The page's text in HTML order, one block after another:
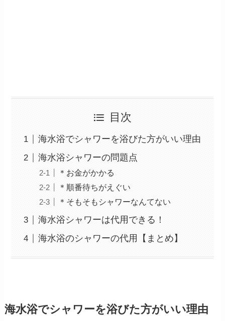
目次
海水浴でシャワーを浴びた方がいい理由
海水浴シャワーの問題点
＊お金がかかる
＊順番待ちがえぐい
＊そもそもシャワーなんてない
海水浴シャワーは代用できる！
海水浴のシャワーの代用【まとめ】
海水浴でシャワーを浴びた方がいい理由